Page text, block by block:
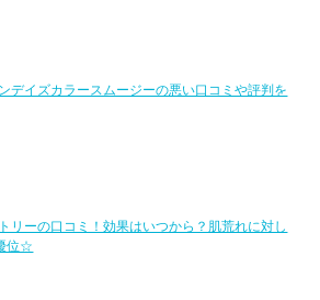
デイズカラースムージーの悪い口コミや評判を
リーの口コミ！効果はいつから？肌荒れに対し
位☆